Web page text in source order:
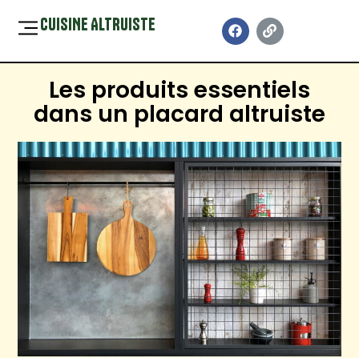
CUISINE ALTRUISTE
Les produits essentiels
dans un placard altruiste